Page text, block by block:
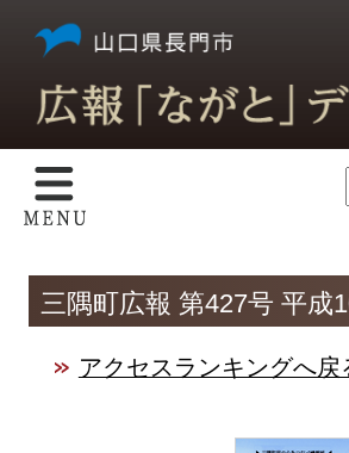
三隅町広報 第427号 平成
アクセスランキングへ戻